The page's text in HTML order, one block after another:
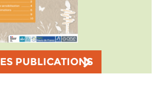
PUBLICATIONS